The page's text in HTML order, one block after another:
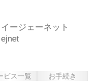
イージェーネット
ejnet
ビス一覧
お手続き